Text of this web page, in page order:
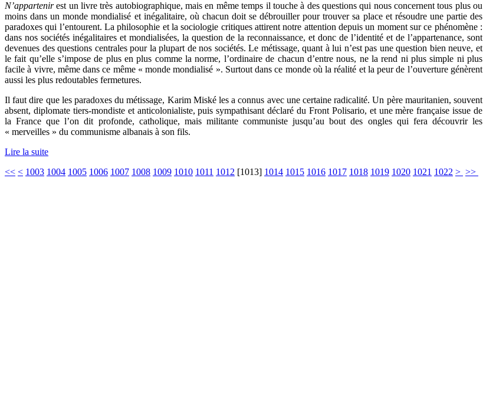
N’appartenirest un livre très autobiographique, mais en même temps il touche à des questions qui nous concernent tous plus ou
moins dans un monde mondialisé et inégalitaire, où chacun doit se débrouiller pour trouver sa place et résoudre une partie des
paradoxes qui l’entourent. La philosophie et la sociologie critiques attirent notre attention depuis un moment sur ce phénomène :
dans nos sociétés inégalitaires et mondialisées, la question de la reconnaissance, et donc de l’identité et de l’appartenance, sont
devenues des questions centrales pour la plupart de nos sociétés. Le métissage, quant à lui n’est pas une question bien neuve, et
le fait qu’elle s’impose de plus en plus comme la norme, l’ordinaire de chacun d’entre nous, ne la rend ni plus simple ni plus
facile à vivre, même dans ce même « monde mondialisé ». Surtout dans ce monde où la réalité et la peur de l’ouverture génèrent
aussi les plus redoutables fermetures.
Il faut dire que les paradoxes du métissage, Karim Miské les a connus avec une certaine radicalité. Un père mauritanien, souvent
absent, diplomate tiers-mondiste et anticolonialiste, puis sympathisant déclaré du Front Polisario, et une mère française issue de
la France que l’on dit profonde, catholique, mais militante communiste jusqu’au bout des ongles qui fera découvrir les
« merveilles » du communisme albanais à son fils.
Lire la suite
<< < 1003 1004 1005 1006 1007 1008 1009 1010 1011 1012 [1013] 1014 1015 1016 1017 1018 1019 1020 1021 1022 > >>